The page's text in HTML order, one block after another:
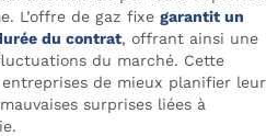
L’offre de gaz fixe garantit un
du contrat, offrant ainsi une
du marché. Cette
de mieux planifier leur
surprises liées à